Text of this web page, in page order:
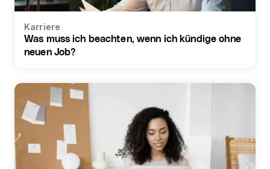
Karriere
Was muss ich beachten, wenn ich kündige ohne
neuen Job?